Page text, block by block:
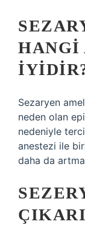
HANGI
Sezaryen
neden olan
nedeniyle
anestezi ile
daha da